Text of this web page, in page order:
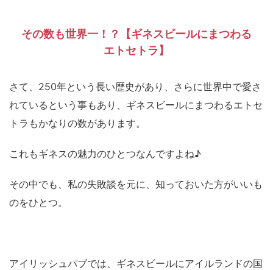
その数も世界一！？【ギネスビールにまつわる
エトセトラ】
さて、250年という長い歴史があり、さらに世界中で愛さ
れているという事もあり、ギネスビールにまつわるエトセ
トラもかなりの数があります。
これもギネスの魅力のひとつなんですよね♪
その中でも、私の失敗談を元に、知っておいた方がいいも
のをひとつ。
アイリッシュパブでは、ギネスビールにアイルランドの国